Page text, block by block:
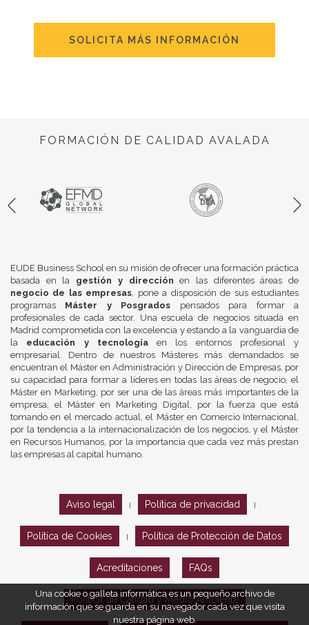
SOLICITA MÁS INFORMACIÓN
FORMACIÓN DE CALIDAD AVALADA
EUDE Business School en su misión de ofrecer una formación práctica
basada en la gestión y dirección en las diferentes áreas de
negocio de las empresas, pone a disposición de sus estudiantes
programas Máster y Posgrados pensados para formar a
profesionales de cada sector. Una escuela de negocios situada en
Madrid comprometida con la excelencia y estando a la vanguardia de
la educación y tecnologíaen los entornos profesional y
empresarial. Dentro de nuestros Másteres más demandados se
encuentran el Máster en Administración y Dirección de Empresas, por
su capacidad para formar a líderes en todas las áreas de negocio, el
Máster en Marketing, por ser una de las áreas más importantes de la
empresa, el Máster en Marketing Digital, por la fuerza que está
tomando en el mercado actual, el Máster en Comercio Internacional,
por la tendencia a la internacionalización de los negocios, y el Máster
en Recursos Humanos, por la importancia que cada vez más prestan
las empresas al capital humano.
Aviso legal Política de privacidad
Política de Cookies Política de Protección de Datos
Acreditaciones FAQs
Política de Calidad y Medio Ambiente
Una cookie o galleta informática es un pequeño archivo de
información que se guarda en su navegador cada vez que visita
nuestra página web.